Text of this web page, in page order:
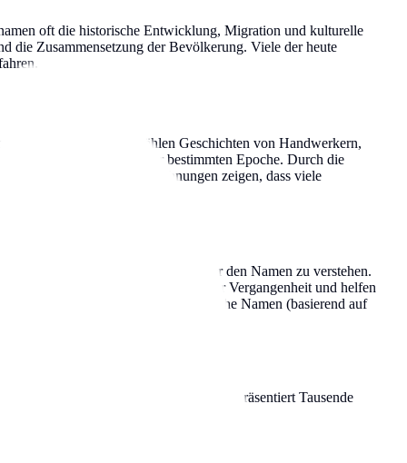
oft die historische Entwicklung, Migration und kulturelle
die Zusammensetzung der Bevölkerung. Viele der heute
weitergegeben und erzählen Geschichten von Handwerkern,
kulturellen Einflüsse einer bestimmten Epoche. Durch die
Erbes. Historische Aufzeichnungen zeigen, dass viele
– hilft uns, die Bedeutung hinter den Namen zu verstehen.
lebendige Verbindungen zu unserer Vergangenheit und helfen
Vornamen des Vaters), toponymische Namen (basierend auf
Statistiken. Jeder dieser Namen repräsentiert Tausende